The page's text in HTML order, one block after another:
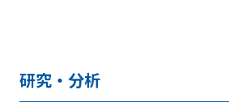
研究・分析